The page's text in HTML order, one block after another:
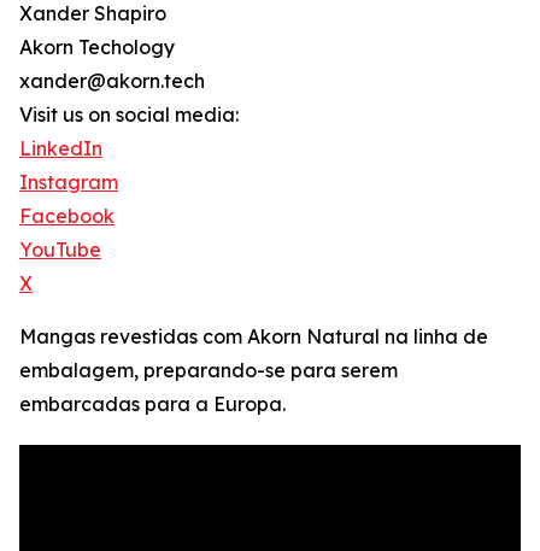
Xander Shapiro
Akorn Techology
xander@akorn.tech
Visit us on social media:
LinkedIn
Instagram
Facebook
YouTube
X
Mangas revestidas com Akorn Natural na linha de
embalagem, preparando-se para serem
embarcadas para a Europa.